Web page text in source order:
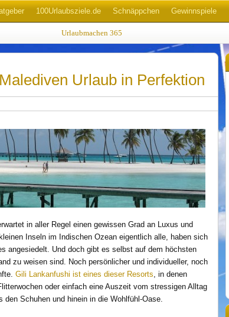
100Urlaubsziele.de Schnäppchen Gewinnspiele
Urlaubmachen 365
Urlaub in Perfektion
in aller Regel einen gewissen Grad an Luxus und
Inseln im Indischen Ozean eigentlich alle, haben sich
angesiedelt. Und doch gibt es selbst auf dem höchsten
zu weisen sind. Noch persönlicher und individueller, noch
Gili Lankanfushi ist eines dieser Resorts, in denen
oder einfach eine Auszeit vom stressigen Alltag
Schuhen und hinein in die Wohlfühl-Oase.